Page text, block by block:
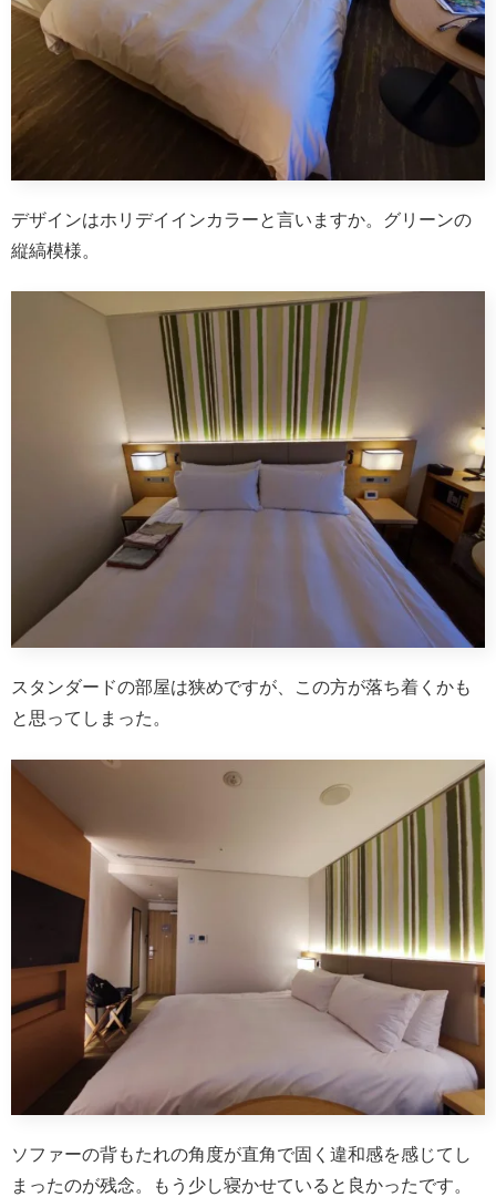
デザインはホリデイインカラーと言いますか。グリーンの
縦縞模様。
スタンダードの部屋は狭めですが、この方が落ち着くかも
と思ってしまった。
ソファーの背もたれの角度が直角で固く違和感を感じてし
まったのが残念。もう少し寝かせていると良かったです。